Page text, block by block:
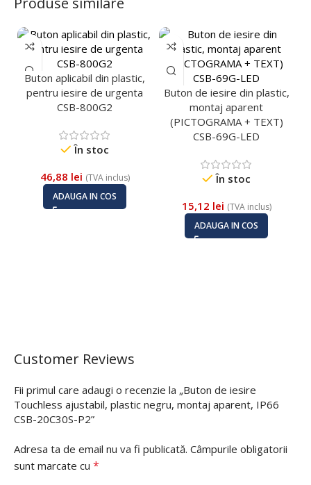
Buton aplicabil din plastic,
pentru iesire de urgenta
CSB-800G2
În stoc
46,88 lei (TVA inclus)
ADAUGA IN COS
Buton de iesire din plastic,
montaj aparent
(PICTOGRAMA + TEXT)
CSB-69G-LED
În stoc
15,12 lei (TVA inclus)
ADAUGA IN COS
Customer Reviews
Fii primul care adaugi o recenzie la „Buton de iesire
Touchless ajustabil, plastic negru, montaj aparent, IP66
CSB-20C30S-P2”
Adresa ta de email nu va fi publicată. Câmpurile obligatorii
sunt marcate cu *